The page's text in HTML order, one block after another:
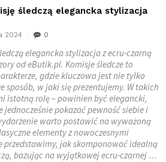
śledczą elegancka stylizacja
2024 0
elegancka stylizacja z ecru-czarną
od eButik.pl. Komisje śledcze to
gdzie kluczowa jest nie tylko
sposób, w jaki się prezentujemy. W takich
istotną rolę – powinien być elegancki,
pokazać pewność siebie i
warto postawić na wyważoną
elementy z nowoczesnymi
przedstawimy, jak skomponować idealną
bazując na wyjątkowej ecru-czarnej …